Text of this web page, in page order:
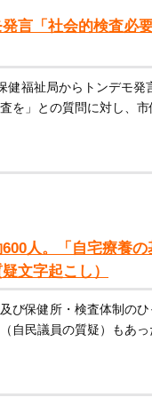
言「社会的検査必
健福祉局からトンデモ
を」との質問に対し、
人。「自宅療養
文字起こし）
び保健所・検査体制の
自民議員の質疑）もあ